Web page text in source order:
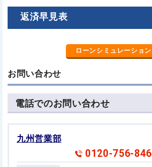
返済早見表
ローンシミュレーション
お問い合わせ
電話でのお問い合わせ
九州営業部
0120-756-846